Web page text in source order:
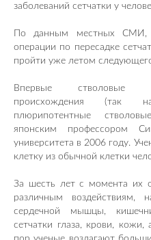
заболеваний сетчатки у
По данным местных СМИ,
операции по пересадке
пройти уже летом
Впервые стволовые
происхождения (так
плюрипотентные
японским профессором
университета в 2006 году.
клетку из обычной клетки
За шесть лет с момента их
различным воздействиям,
сердечной мышцы,
сетчатки глаза, крови,